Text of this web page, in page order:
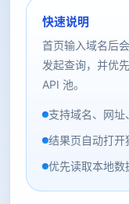
快速说明
首页输入域名后
发起查询，并优
API 池。
支持域名、网址
结果页自动打开
优先读取本地数